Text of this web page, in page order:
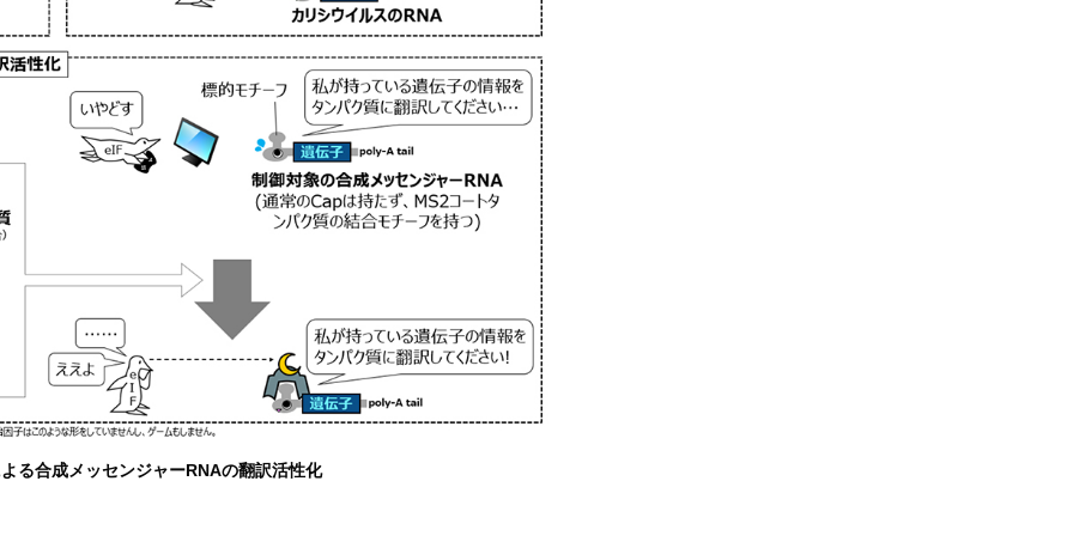
る合成メッセンジャーRNAの翻訳活性化